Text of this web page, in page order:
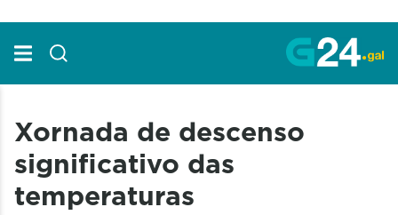
Xornada de descenso
significativo das
temperaturas